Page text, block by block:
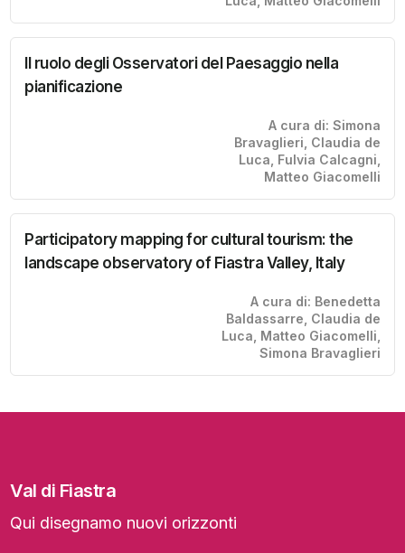
Il ruolo degli Osservatori del Paesaggio nella
pianificazione
A cura di: Simona
Bravaglieri, Claudia de
Luca, Fulvia Calcagni,
Matteo Giacomelli
Participatory mapping for cultural tourism: the
landscape observatory of Fiastra Valley, Italy
A cura di: Benedetta
Baldassarre, Claudia de
Luca, Matteo Giacomelli,
Simona Bravaglieri
Val di Fiastra
Qui disegnamo nuovi orizzonti